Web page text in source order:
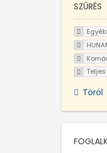
SZŰRÉS
Egyéb
Töröl